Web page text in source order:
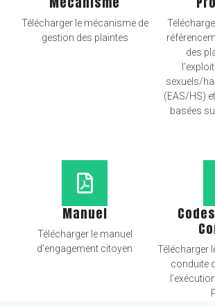
Télécharger le mécanisme de
gestion des plaintes
des
sexuels/
(EAS/HS)
basées
Manuel
Télécharger le manuel
d’engagement citoyen
Télécharger
conduite